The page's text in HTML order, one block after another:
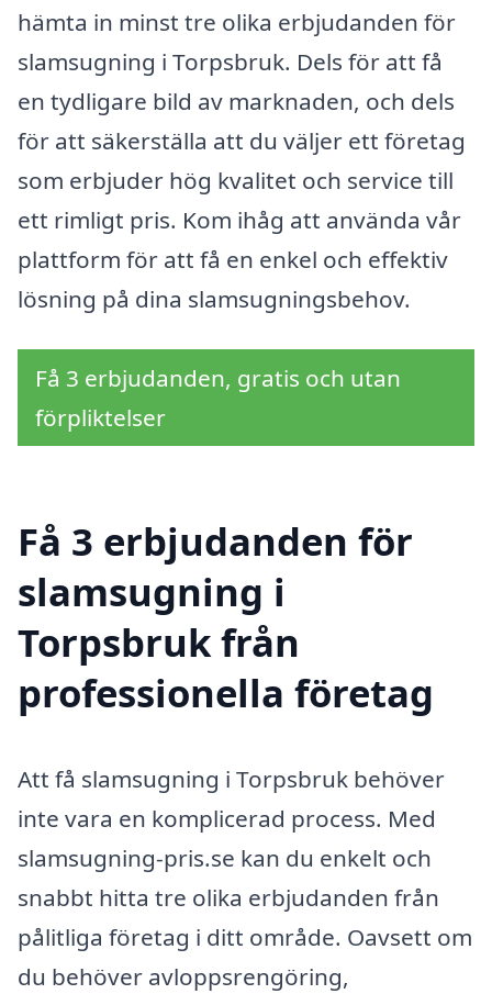
hämta in minst tre olika erbjudanden för
slamsugning i Torpsbruk. Dels för att få
en tydligare bild av marknaden, och dels
för att säkerställa att du väljer ett företag
som erbjuder hög kvalitet och service till
ett rimligt pris. Kom ihåg att använda vår
plattform för att få en enkel och effektiv
lösning på dina slamsugningsbehov.
Få 3 erbjudanden, gratis och utan
förpliktelser
Få 3 erbjudanden för
slamsugning i
Torpsbruk från
professionella företag
Att få slamsugning i Torpsbruk behöver
inte vara en komplicerad process. Med
slamsugning-pris.se kan du enkelt och
snabbt hitta tre olika erbjudanden från
pålitliga företag i ditt område. Oavsett om
du behöver avloppsrengöring,